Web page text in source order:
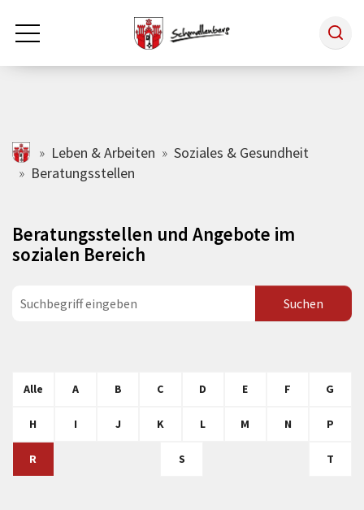
Zum Hauptinhalt springen
Rathaus & Politik
Tourismus
Freizeit & Kultur
schmallenberg.de
Leben & Arbeiten
Soziales & Gesundheit
Beratungsstellen
Beratungsstellen und Angebote im
sozialen Bereich
Alle A B C D E F G
H I J K L M N P
R S T